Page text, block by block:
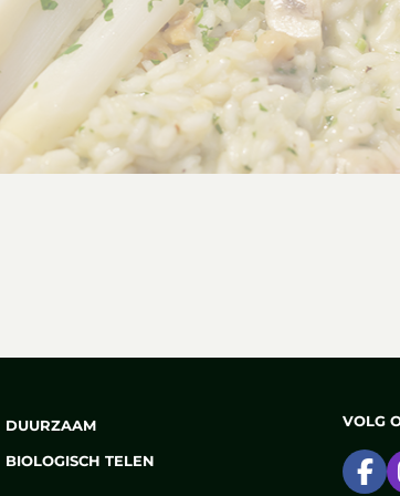
DUURZAAM
BIOLOGISCH TELEN
VOLG